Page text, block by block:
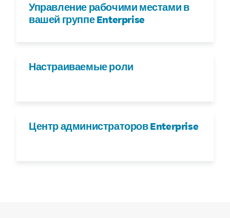
Управление рабочими местами в
вашей группе Enterprise
Настраиваемые роли
Центр администраторов Enterprise